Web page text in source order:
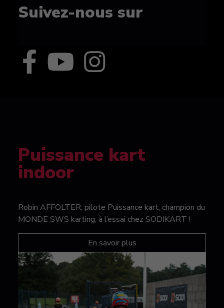
Suivez-nous sur
Puissance kart
indoor
Robin AFFOLTER, pilote Puissance kart, champion du
MONDE SWS karting, à l’essai chez SODIKART !
En savoir plus